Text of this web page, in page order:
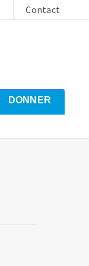
Contact
DONNER